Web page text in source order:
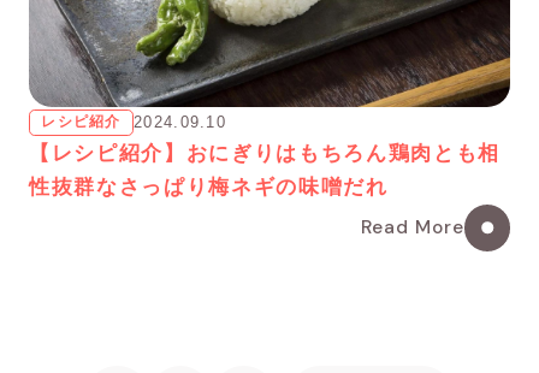
レシピ紹介 2024.09.10
【レシピ紹介】おにぎりはもちろん鶏肉とも相
性抜群なさっぱり梅ネギの味噌だれ
Read More